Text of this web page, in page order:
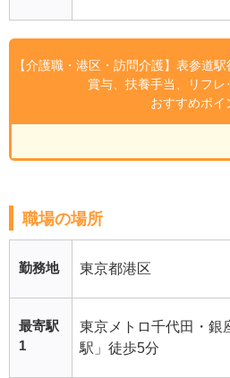
【介護職・港区・訪問介護】表参道
賞与、扶養手当、リフ
おすすめポイ
職場の場所
勤務地 東京都港区
最寄駅
1
東京メトロ千代田・銀
駅」徒歩5分